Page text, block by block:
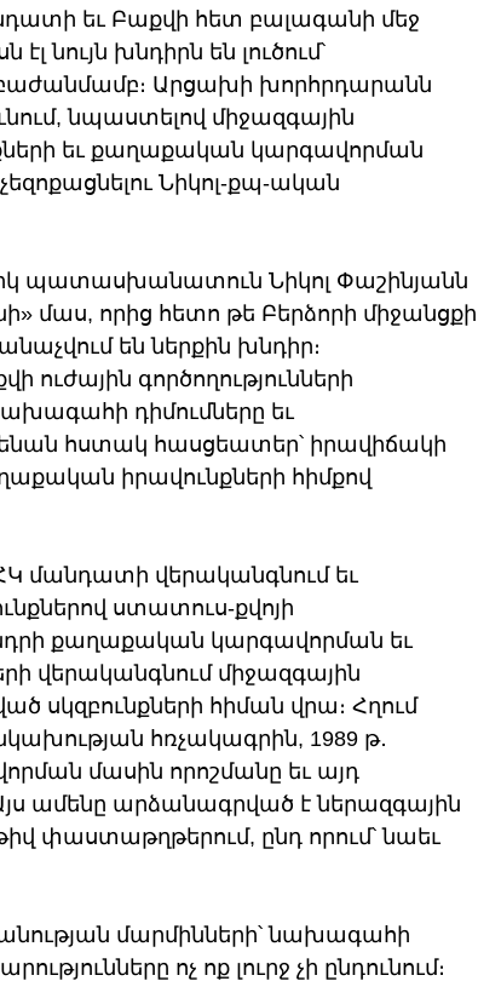
եւ Բաքվի հետ բալագանի մեջ
նույն խնդիրն են լուծում՝
Արցախի խորհրդարանն
նպաստելով միջազգային
եւ քաղաքական կարգավորման
Նիկոլ-քպ-ական
պատասխանատուն Նիկոլ Փաշինյանն
մաս, որից հետո թե Բերձորի միջանցքի
են ներքին խնդիր։
ուժային գործողությունների
դիմումները եւ
հստակ հասցեատեր՝ իրավիճակի
իրավունքների հիմքով
մանդատի վերականգնում եւ
ստատուս-քվոյի
քաղաքական կարգավորման եւ
վերականգնում միջազգային
սկզբունքների հիման վրա։ Հղում
հռչակագրին, 1989 թ․
մասին որոշմանը եւ այդ
ամենը արձանագրված է ներազգային
փաստաթղթերում, ընդ որում՝ նաեւ
մարմինների՝ նախագահի
ոչ ոք լուրջ չի ընդունում։